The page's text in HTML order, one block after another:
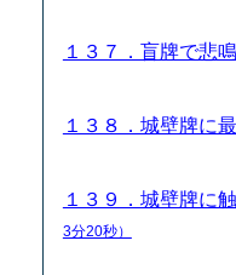
１３７．盲牌で悲
１３８．城壁牌に
１３９．城壁牌に
3分20秒）